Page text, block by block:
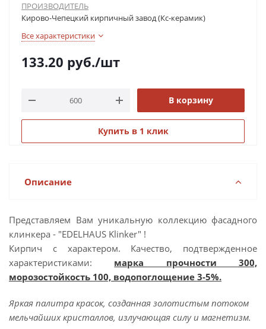
ПРОИЗВОДИТЕЛЬ
Кирово-Чепецкий кирпичный завод (Кс-керамик)
Все характеристики
133.20 руб./шт
В корзину
Купить в 1 клик
Описание
Представляем Вам уникальную коллекцию фасадного
клинкера - "EDELHAUS Klinker" !
Кирпич с характером. Качество, подтвержденное
характеристиками: марка прочности 300,
морозостойкость 100, водопоглощение 3-5%.
Яркая палитра красок, созданная золотистым потоком
мельчайших кристаллов, излучающая силу и магнетизм.